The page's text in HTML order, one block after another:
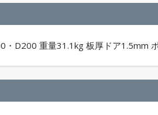
・D200 重量31.1kg 板厚ドア1.5mm